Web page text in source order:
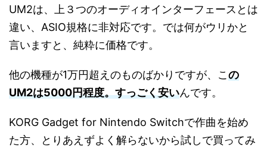
UM2は、上３つのオーディオインターフェースとは
違い、ASIO規格に非対応です。では何がウリかと
言いますと、純粋に価格です。
他の機種が1万円超えのものばかりですが、こ の
UM2は5000円程度。すっごく安いんです。
KORG Gadget for Nintendo Switchで作曲を始め
た方、とりあえずよく解らないから試しで買ってみ